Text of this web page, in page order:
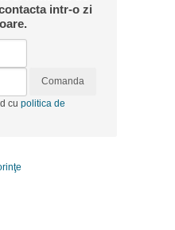
intr-o zi
Comanda
cu politica de